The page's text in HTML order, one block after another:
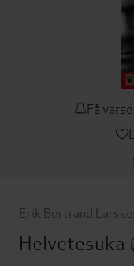
Få
Erik Bertrand
Helvetesuka